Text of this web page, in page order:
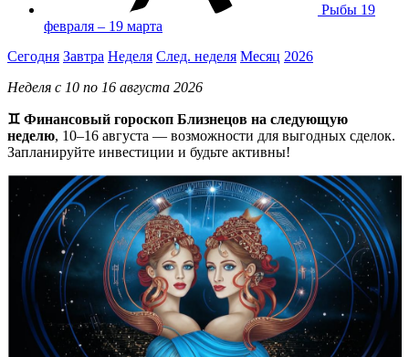
Рыбы 19
февраля – 19 марта
Сегодня Завтра Неделя След. неделя Месяц 2026
Неделя с 10 по 16 августа 2026
♊ Финансовый гороскоп Близнецов на следующую
неделю, 10–16 августа — возможности для выгодных сделок.
Запланируйте инвестиции и будьте активны!